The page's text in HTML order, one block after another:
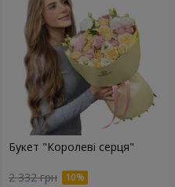
Букет "Королеві серця"
2 332 грн